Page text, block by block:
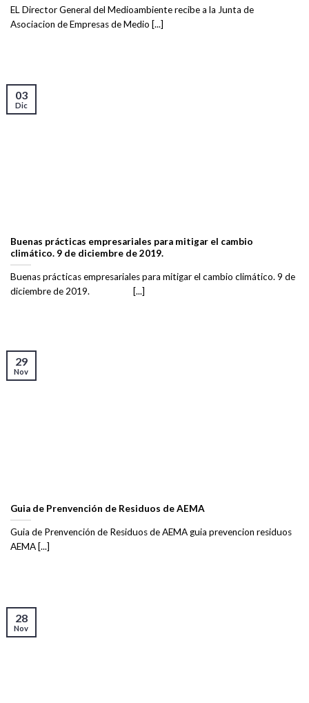
EL Director General del Medioambiente recibe a la Junta de
Asociacion de Empresas de Medio [...]
Buenas prácticas empresariales para mitigar el cambio
climático. 9 de diciembre de 2019.
Buenas prácticas empresariales para mitigar el cambio climático. 9 de
diciembre de 2019. [...]
03
Dic
Guia de Prenvención de Residuos de AEMA
Guia de Prenvención de Residuos de AEMA guia prevencion residuos
AEMA [...]
29
Nov
28
Nov